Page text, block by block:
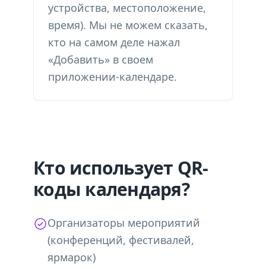
устройства, местоположение,
время). Мы не можем сказать,
кто на самом деле нажал
«Добавить» в своем
приложении-календаре.
Кто использует QR-
коды календаря?
Организаторы мероприятий
(конференций, фестивалей,
ярмарок)